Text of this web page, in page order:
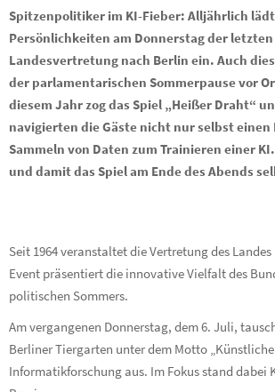
Spitzenpolitiker im KI-Fieber: Alljährlich
Persönlichkeiten am Donnerstag der
Landesvertretung nach Berlin ein. Auch
der parlamentarischen Sommerpause vor
diesem Jahr zog das Spiel „Heißer Draht“
navigierten die Gäste nicht nur selbst
Sammeln von Daten zum Trainieren einer
und damit das Spiel am Ende des Abends
Seit 1964 veranstaltet die Vertretung des
Event präsentiert die innovative Vielfalt des
politischen Sommers.
Am vergangenen Donnerstag, dem 6. Juli,
Berliner Tiergarten unter dem Motto
Informatikforschung aus. Im Fokus stand dabei